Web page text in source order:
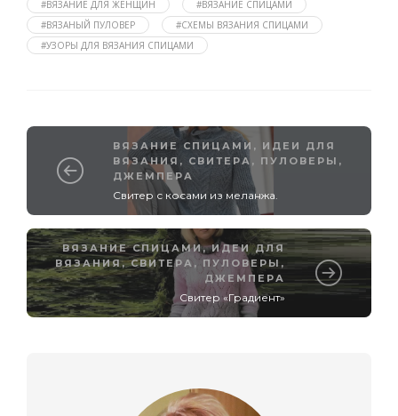
#ВЯЗАНИЕ ДЛЯ ЖЕНЩИН
#ВЯЗАНИЕ СПИЦАМИ
#ВЯЗАНЫЙ ПУЛОВЕР
#СХЕМЫ ВЯЗАНИЯ СПИЦАМИ
#УЗОРЫ ДЛЯ ВЯЗАНИЯ СПИЦАМИ
ВЯЗАНИЕ СПИЦАМИ , ИДЕИ ДЛЯ
ВЯЗАНИЯ , СВИТЕРА, ПУЛОВЕРЫ,
ДЖЕМПЕРА
Свитер с косами из меланжа.
ВЯЗАНИЕ СПИЦАМИ,ИДЕИ ДЛЯ
ВЯЗАНИЯ,СВИТЕРА, ПУЛОВЕРЫ,
ДЖЕМПЕРА
Свитер «Градиент»